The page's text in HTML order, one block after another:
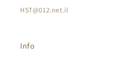
HST@012.net.il
Info